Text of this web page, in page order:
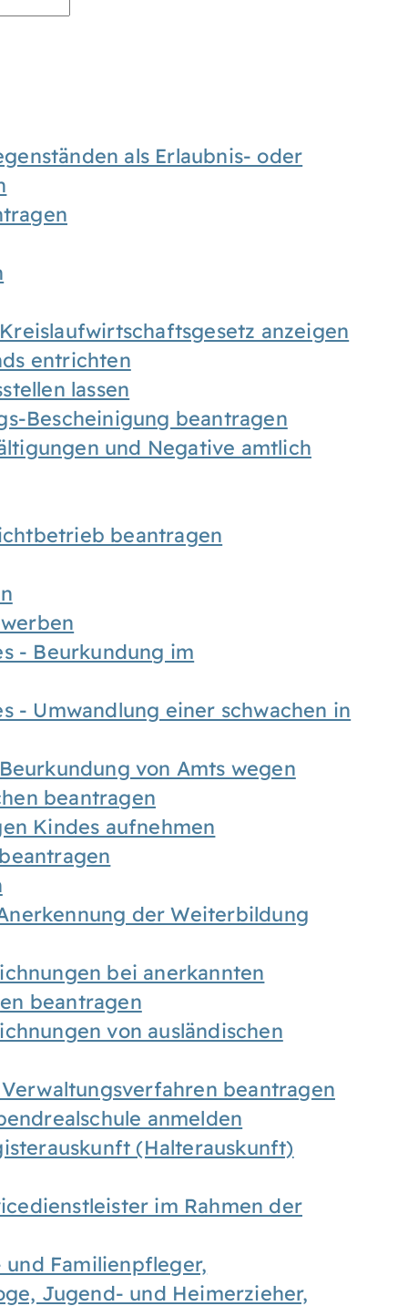
als Erlaubnis- oder
anzeigen
entrichten
lassen
Bescheinigung beantragen
und Negative amtlich
beantragen
- Beurkundung im
- Umwandlung einer schwachen in
von Amts wegen
beantragen
Kindes aufnehmen
der Weiterbildung
bei anerkannten
beantragen
von ausländischen
beantragen
anmelden
(Halterauskunft)
im Rahmen der
Familienpfleger,
Jugend- und Heimerzieher,